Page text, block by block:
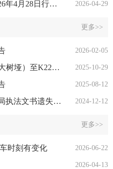
巴中市恩阳区交通运输局2026年4月28日行政处罚案件 2026-04-29
更多>>
2026-02-05
关于对G347线K2219+200（大树垭）至K2220+300（文家大院）路段实行交通管制的通告 2025-10-29
2025-08-12
巴中市恩阳区市场监督管理局执法文书遗失公告 2024-12-12
更多>>
时刻有变化 2026-06-22
2026-04-13